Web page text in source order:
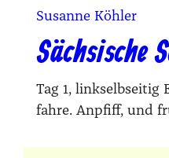
Susanne Köhler
Sächsische
Tag 1,
fah­re. Anpfiff, und